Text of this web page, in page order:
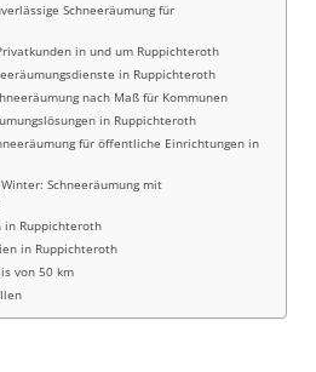
Schneeräumung für
in und um Ruppichteroth
in Ruppichteroth
nach Maß für Kommunen
in Ruppichteroth
für öffentliche Einrichtungen in
Schneeräumung mit
in Ruppichteroth
in Ruppichteroth
von 50 km